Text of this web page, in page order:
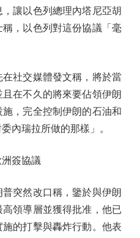
讓以色列總理內塔尼亞胡
稱，以色列對這份協議「毫
社交媒體發文稱，將於當
在不久的將來要佔領伊朗
，完全控制伊朗的石油和
內瑞拉所做的那樣」。
簽協議
突然改口稱，鑒於與伊朗
領導層並獲得批准，他已
的打擊與轟炸行動。他表